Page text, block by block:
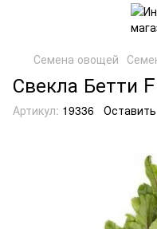
Семена овощей
Свекла Бетти
Артикул: 19336